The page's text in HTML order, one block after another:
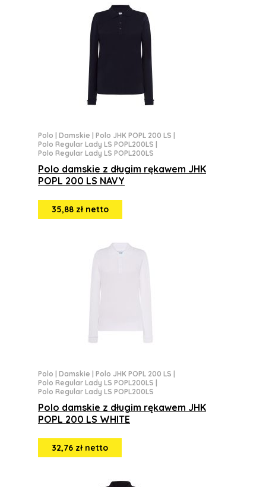
Polo Damskie Polo JHK POPL 200 LS
Polo Regular Lady LS POPL200LS
Polo Regular Lady LS POPL200LS
Polo damskie z długim rękawem JHK
POPL 200 LS NAVY
35,88 zł netto
Polo Damskie Polo JHK POPL 200 LS
Polo Regular Lady LS POPL200LS
Polo Regular Lady LS POPL200LS
Polo damskie z długim rękawem JHK
POPL 200 LS WHITE
32,76 zł netto